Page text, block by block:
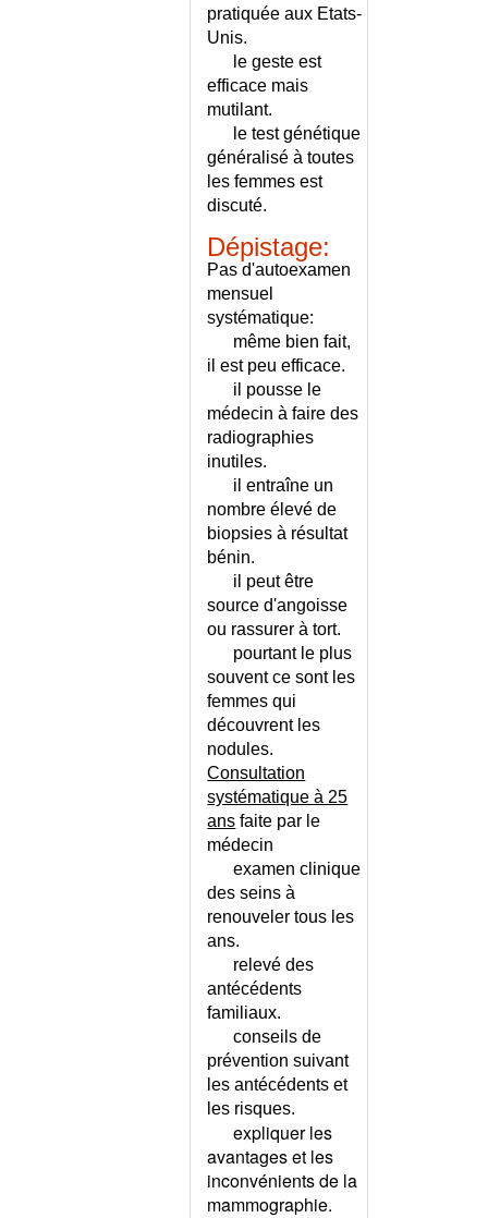
CYTOMEGALOVIROSE
CYTOMEGALOVIROSE ET
DARIER (MALADIE DE)
DEBIT EXPIRATOIRE DE
DECALAGE HORAIRE
DECES - FORMALITES POUR
DECLARATION OBLIGATOIRE
DECOLLEMENT DE RETINE
DECOLLEMENT DU VITRE
DECOLLEMENT EPIPHYSAIRE
MULTIVISCERALE (SYNDROME
DEFIBRILLATEUR POUR LE
DEFIBRILLATION EXTERNE
DEFICIENCE MENTALE DE
DEFICIT COGNITIF LEGER
DEFICIT COGNITIF LEGER -
DEFICIT DE LA POST-
DEFICIT IMMUNITAIRE
THORACIQUE (SYNDROME DU)
DEGENERESCENCE DES
GANGLIONS DE LA BASE
MACULAIRE LIEE A L'AGE
DELIRIUM TREMENS
pratiquée aux Etats-
Unis.
le geste est
efficace mais
mutilant.
le test génétique
généralisé à toutes
les femmes est
discuté.
Dépistage:
Pas d'autoexamen
mensuel
systématique:
même bien fait,
il est peu efficace.
il pousse le
médecin à faire des
radiographies
inutiles.
il entraîne un
nombre élevé de
biopsies à résultat
bénin.
il peut être
source d'angoisse
ou rassurer à tort.
pourtant le plus
souvent ce sont les
femmes qui
découvrent les
nodules.
Consultation
systématique à 25
ans faite par le
médecin
examen clinique
des seins à
renouveler tous les
ans.
relevé des
antécédents
familiaux.
conseils de
prévention suivant
les antécédents et
les risques.
expliquer les
avantages et les
inconvénients de la
mammographie.